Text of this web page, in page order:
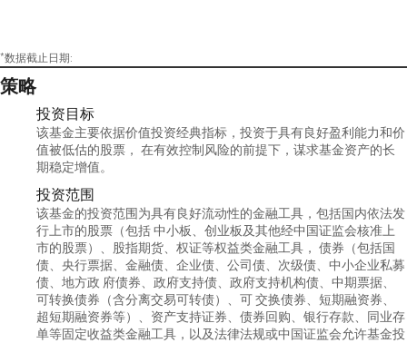
*数据截止日期:
策略
投资目标
该基金主要依据价值投资经典指标，投资于具有良好盈利能力和价
值被低估的股票， 在有效控制风险的前提下，谋求基金资产的长
期稳定增值。
投资范围
该基金的投资范围为具有良好流动性的金融工具，包括国内依法发
行上市的股票（包括 中小板、创业板及其他经中国证监会核准上
市的股票）、股指期货、权证等权益类金融工具， 债券（包括国
债、央行票据、金融债、企业债、公司债、次级债、中小企业私募
债、地方政 府债券、政府支持债、政府支持机构债、中期票据、
可转换债券（含分离交易可转债）、可 交换债券、短期融资券、
超短期融资券等）、资产支持证券、债券回购、银行存款、同业存
单等固定收益类金融工具，以及法律法规或中国证监会允许基金投